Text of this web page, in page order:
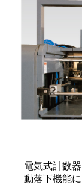
電気式計数
動落下機能